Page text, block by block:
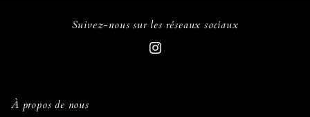
Suivez-nous sur les réseaux sociaux
À propos de nous